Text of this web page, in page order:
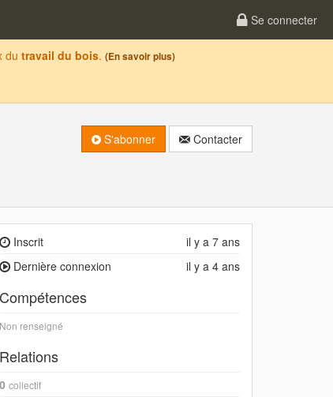
Se connecter
du travail du bois. (En savoir plus)
S'abonner Contacter
il y a 7 ans
Inscrit
il y a 4 ans
Dernière connexion
Compétences
Non renseigné
Relations
0 collectif